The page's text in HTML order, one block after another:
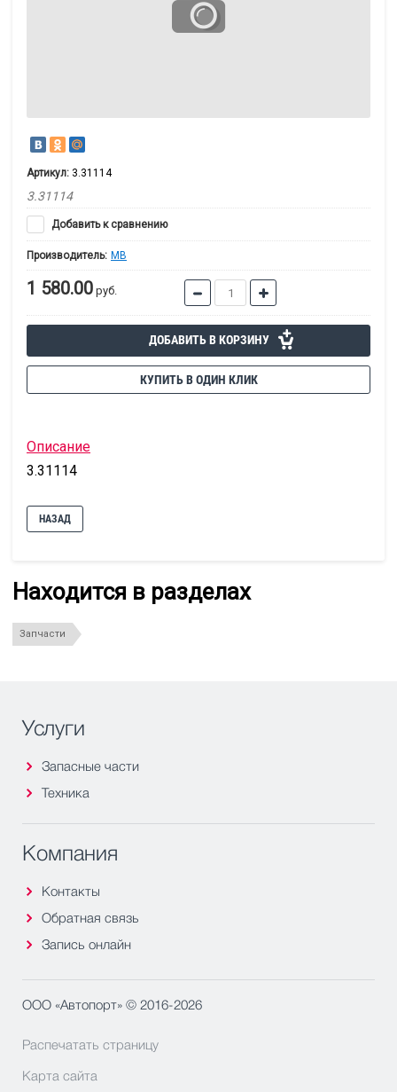
Артикул: 3.31114
3.31114
Добавить к сравнению
Производитель: MB
1 580.00 руб.
ДОБАВИТЬ В КОРЗИНУ
КУПИТЬ В ОДИН КЛИК
Описание
3.31114
НАЗАД
Находится в разделах
Запчасти
Услуги
Запасные части
Техника
Компания
Контакты
Обратная связь
Запись онлайн
ООО «Автопорт» © 2016-2026
Распечатать страницу
Карта сайта